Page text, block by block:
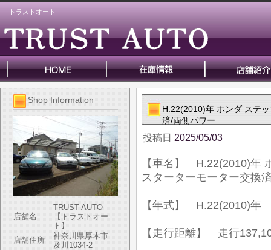
トラストオート
Shop Information
店舗名
TRUST AUTO
【トラストオー
ト】
店舗住所
神奈川県厚木市
及川1034-2
H.22(2010)年 ホンダ ステ
済/両側パワー
投稿日 2025/05/03
【車名】 H.22(2010)年
スターターモーター交換
【年式】 H.22(2010)年
【走行距離】 走行